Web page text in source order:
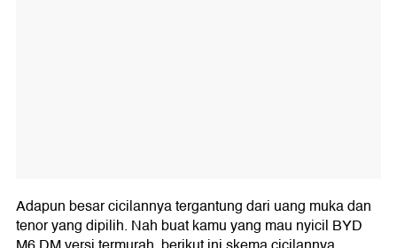
Adapun besar cicilannya tergantung dari uang muka dan
tenor yang dipilih. Nah buat kamu yang mau nyicil BYD